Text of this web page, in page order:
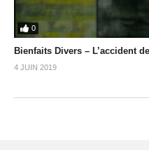
0
Bienfaits Divers – L’accident
4 JUIN 2019